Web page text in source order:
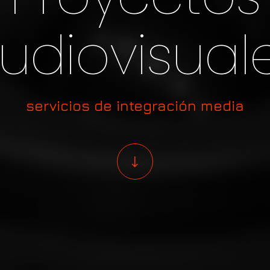
servicios de integración media